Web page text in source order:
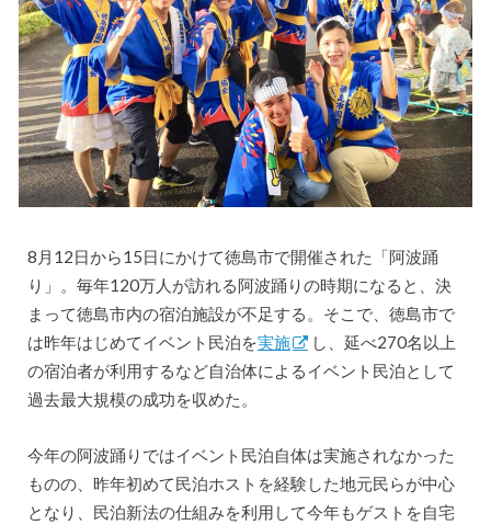
8月12日から15日にかけて徳島市で開催された「阿波踊
り」。毎年120万人が訪れる阿波踊りの時期になると、決
まって徳島市内の宿泊施設が不足する。そこで、徳島市で
は昨年はじめてイベント民泊を実施
し、延べ270名以上
の宿泊者が利用するなど自治体によるイベント民泊として
過去最大規模の成功を収めた。
今年の阿波踊りではイベント民泊自体は実施されなかった
ものの、昨年初めて民泊ホストを経験した地元民らが中心
となり、民泊新法の仕組みを利用して今年もゲストを自宅